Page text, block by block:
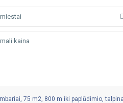
75 m2, 800 m iki paplūdimio,